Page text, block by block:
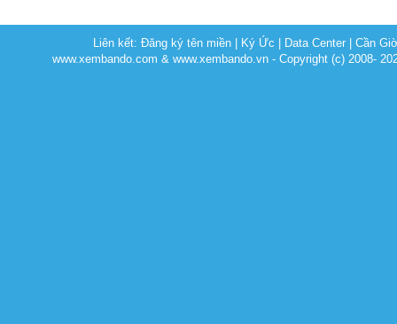
Liên kết:Đăng ký tên miền Ký Ức Data Center |Cần
www.xembando.com & www.xembando.vn - Copyright (c) 2008-